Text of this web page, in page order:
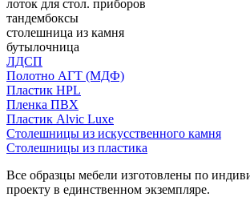
лоток для стол. приборов
тандембоксы
столешница из камня
бутылочница
ЛДСП
Полотно АГТ (МДФ)
Пластик HPL
Пленка ПВХ
Пластик Alvic Luxe
Столешницы из искусственного камня
Столешницы из пластика
Все образцы мебели изготовлены по
проекту в единственном экземпляре.